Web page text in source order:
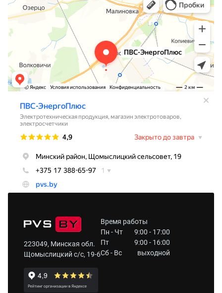
223049, Минская обл.
Щомыслицкий с/с, 19-6
Время работы
Пн - Чт
9:00 - 17:00
Пт
9:00 - 16:00
Сб - Вс
выходной